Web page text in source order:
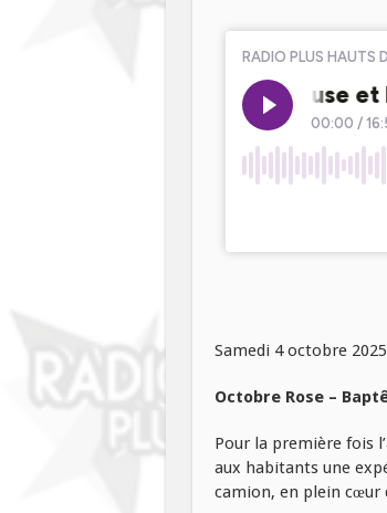
Samedi 4 octobre 2025
Octobre Rose –
Pour la première fois
aux habitants une
camion, en plein cœur